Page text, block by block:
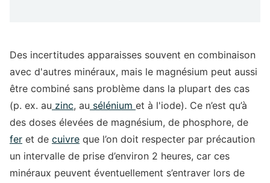
Des incertitudes apparaisses souvent en combinaison
avec d'autres minéraux, mais le magnésium peut aussi
être combiné sans problème dans la plupart des cas
(p. ex. au zinc, au sélénium et à l'iode). Ce n’est qu’à
des doses élevées de magnésium, de phosphore, de
fer et de cuivre que l’on doit respecter par précaution
un intervalle de prise d’environ 2 heures, car ces
minéraux peuvent éventuellement s’entraver lors de